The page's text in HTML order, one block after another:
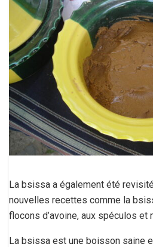
La bsissa a également été
nouvelles recettes comme la
flocons d’avoine, aux spéculos et
La bsissa est une boisson saine